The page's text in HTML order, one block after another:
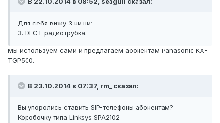
В 22.10.2014 в 08:52, seagull сказал:
Для себя вижу 3 ниши:
3. DECT радиотрубка.
Мы используем сами и предлагаем абонентам Panasonic KX-
TGP500.
В 23.10.2014 в 07:37, rm_ сказал:
Вы упоролись ставить SIP-телефоны абонентам?
Коробочку типа Linksys SPA2102